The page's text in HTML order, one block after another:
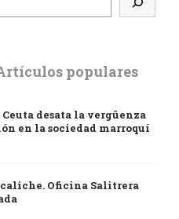
populares
desata la vergüenza
en la sociedad marroquí
Oficina Salitrera